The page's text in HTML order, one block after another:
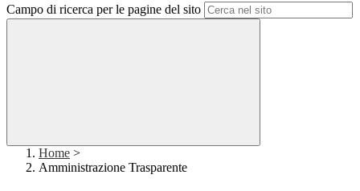
Campo di ricerca per le pagine del sito
Home >
Amministrazione Trasparente